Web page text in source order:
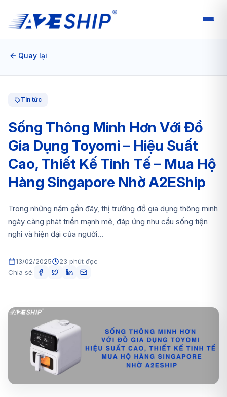
Quay lại
Tin tức
Sống Thông Minh Hơn Với Đồ
Gia Dụng Toyomi – Hiệu Suất
Cao, Thiết Kế Tinh Tế – Mua Hộ
Hàng Singapore Nhờ A2EShip
Trong những năm gần đây, thị trường đồ gia dụng thông minh
ngày càng phát triển mạnh mẽ, đáp ứng nhu cầu sống tiện
nghi và hiện đại của người...
13/02/2025
23 phút đọc
Chia sẻ: